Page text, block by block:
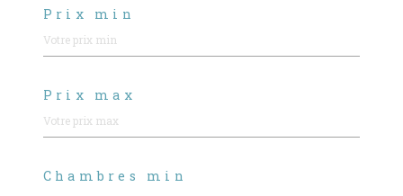
Prix min
Prix max
Chambres min